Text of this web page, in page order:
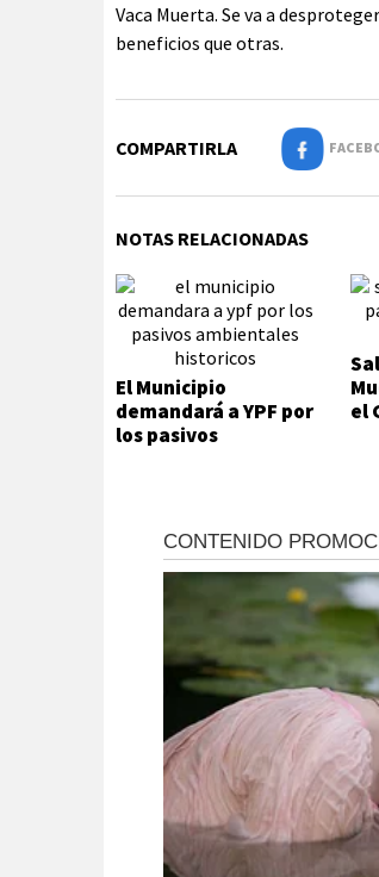
Vaca Muerta. Se va a
beneficios que otras.
COMPARTIRLA
NOTAS RELACIONADAS
El Municipio
demandará a YPF por
los pasivos
el